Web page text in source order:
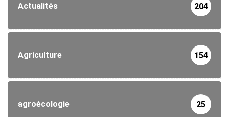
Actualités 204
Agriculture 154
agroécologie 25